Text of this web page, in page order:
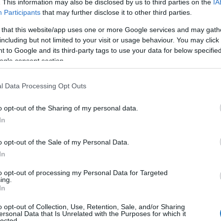
This information may also be disclosed by us to third parties on the
Participants that may further disclose it to other third parties.
that this website/app uses one or more Google services and may
but not limited to your visit or usage behaviour. You may
to Google and its third-party tags to use your data for below
consent section.
Data Processing Opt Outs
opt-out of the Sharing of my personal data.
opt-out of the Sale of my Personal Data.
opt-out of processing my Personal Data for Targeted
opt-out of Collection, Use, Retention, Sale, and/or Sharing
Data that Is Unrelated with the Purposes for which it
KIJEVBE BUDAPESTRŐL
Tamás
is kínál, Budapest és Kijev között
jelentette be a MÁV.
TOVÁBB